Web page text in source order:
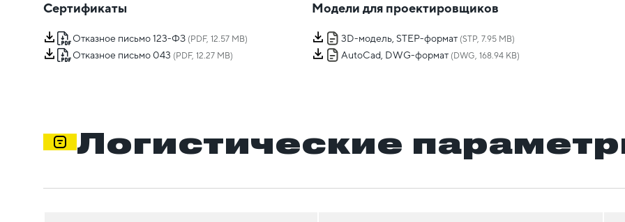
Сертификаты
Отказное письмо 123-ФЗ (PDF, 12.57 MB)
Отказное письмо 043 (PDF, 12.27 MB)
Модели для проектировщиков
3D-модель, STEP-формат(STP, 7.95 MB)
AutoCad, DWG-формат(DWG, 168.94 KB)
Логистические